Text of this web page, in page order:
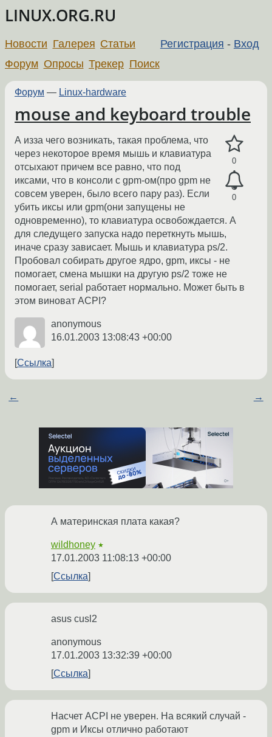
LINUX.ORG.RU
Регистрация - Вход
Новости Галерея Статьи
Форум Опросы Трекер Поиск
Форум — Linux-hardware
mouse and keyboard trouble
0
0
А изза чего возникать, такая проблема, что
через некоторое время мышь и клавиатура
отсыхают причем все равно, что под
иксами, что в консоли с gpm-ом(про gpm не
совсем уверен, было всего пару раз). Если
убить иксы или gpm(они запущены не
одновременно), то клавиатура освобождается. А
для следущего запуска надо переткнуть мышь,
иначе сразу зависает. Мышь и клавиатура ps/2.
Пробовал собирать другое ядро, gpm, иксы - не
помогает, смена мышки на другую ps/2 тоже не
помогает, serial работает нормально. Может быть в
этом виноват ACPI?
anonymous
16.01.2003 13:08:43 +00:00
Ссылка
← →
А материнская плата какая?
wildhoney ★
17.01.2003 11:08:13 +00:00
Ссылка
asus cusl2
anonymous
17.01.2003 13:32:39 +00:00
Ссылка
Насчет ACPI не уверен. На всякий случай -
gpm и Иксы отлично работают